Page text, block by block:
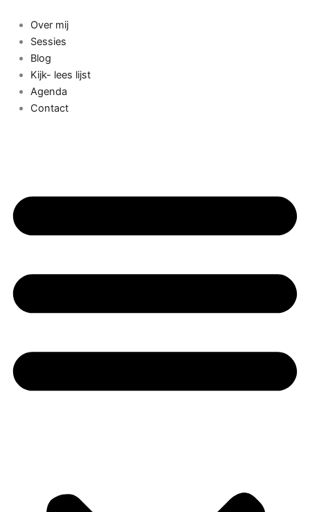
naar
inhoud
Over mij
Sessies
Blog
Kijk- lees lijst
Agenda
Contact